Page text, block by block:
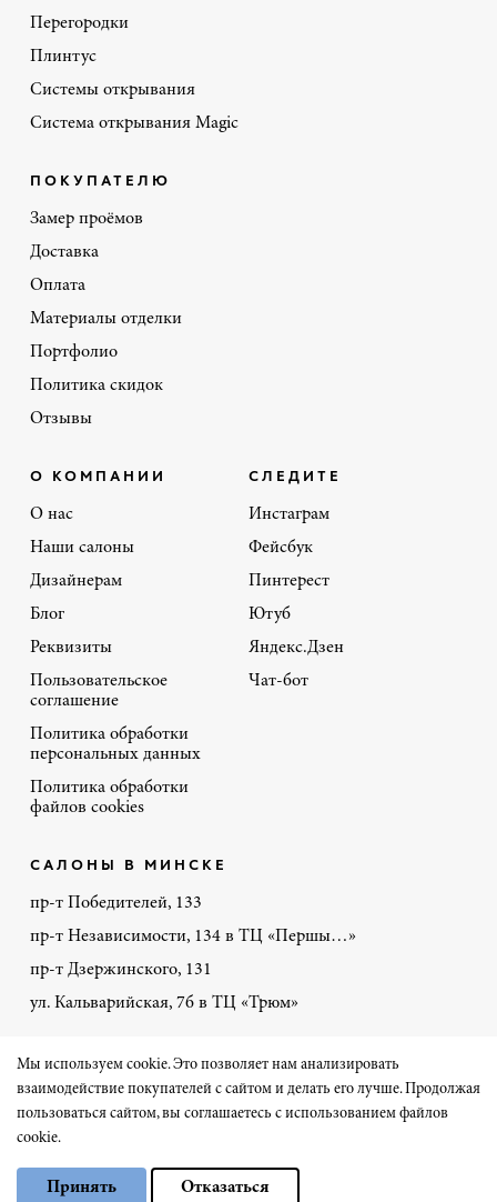
Перегородки
Плинтус
Системы открывания
Система открывания Magic
ПОКУПАТЕЛЮ
Замер проёмов
Доставка
Оплата
Материалы отделки
Портфолио
Политика скидок
Отзывы
О КОМПАНИИ
О нас
Наши салоны
Дизайнерам
Блог
Реквизиты
Пользовательское
соглашение
Политика обработки
персональных данных
Политика обработки
файлов cookies
СЛЕДИТЕ
Инстаграм
Фейсбук
Пинтерест
Ютуб
Яндекс.Дзен
Чат-бот
САЛОНЫ В МИНСКЕ
пр-т Победителей, 133
пр-т Независимости, 134 в ТЦ «Першы…»
пр-т Дзержинского, 131
ул. Кальварийская, 7б в ТЦ «Трюм»
+375 44 770-86-48
© Порте-Ричи 2026
Сайт разработал «Чеширский Кот» на 1С-Битрикс
Мы используем cookie. Это позволяет нам анализировать
взаимодействие покупателей с сайтом и делать его лучше. Продолжая
пользоваться сайтом, вы соглашаетесь с использованием файлов
cookie.
Минимальные
Принять Отказаться